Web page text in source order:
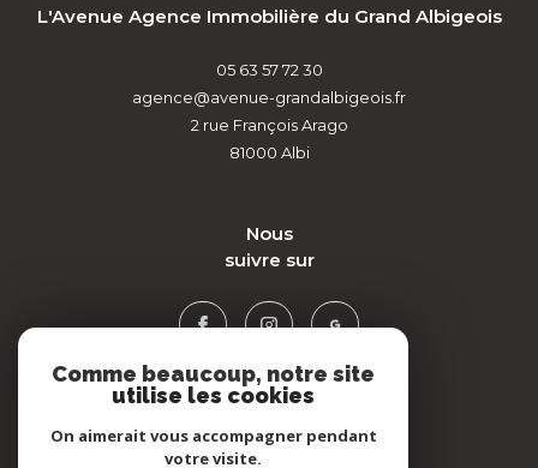
L'Avenue Agence Immobilière du Grand Albigeois
05 63 57 72 30
agence@avenue-grandalbigeois.fr
2 rue François Arago
81000
Albi
nous
suivre sur
Comme beaucoup, notre site
utilise les cookies
On aimerait vous accompagner pendant
votre visite.